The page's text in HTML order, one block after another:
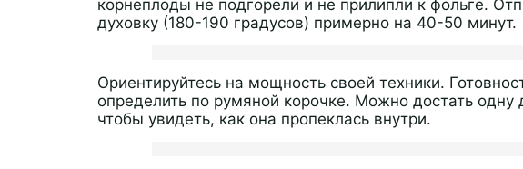
корнеплоды не подгорели и не прилипли к фольге.
духовку (180-190 градусов) примерно на 40-50 минут.
Ориентируйтесь на мощность своей техники.
определить по румяной корочке. Можно достать одну
чтобы увидеть, как она пропеклась внутри.